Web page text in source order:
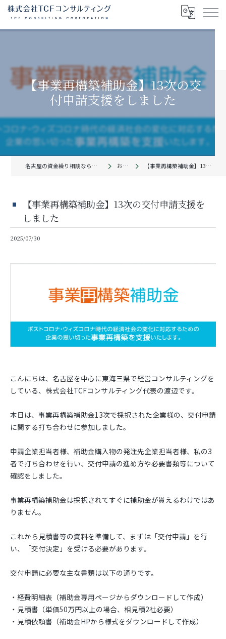
【事業再構築補助金】13次の交
付申請支援をしました
名古屋の資金繰り相談なら株式会社TCFコンサルティング お知らせ 【事業再構築補助金】13次の交付申請支援をしました
【事業再構築補助金】13次の交付申請支援を
しました
2025/07/30
こんにちは、名古屋を中心に東海三県で経営コンサルティングを
している、株式会社TCFコンサルティング代表の渡辺です。
本日は、事業再構築補助金13次で採択された企業様の、交付申請
に関する打ち合わせに参加しました。
申請企業担当者様、補助金購入物の発注先企業担当者様、私の3
者で打ち合わせを行い、交付申請の進め方や必要書類等について
確認をしました。
事業再構築補助金は採択されてすぐに補助金が貰えるわけではあ
りません。
これから見積書等の資料を準備して、まずは「交付申請」を行
い、「交付決定」を受ける必要があります。
交付申請に必要な主な書類は以下の通りです。
・経費明細表（補助金専用ページからダウンロードして作成）
・見積書（単価50万円以上の場合、相見積2社必要）
・見積依頼書（補助金HPから様式をダウンロードして作成）